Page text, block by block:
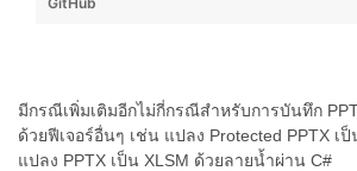
มีกรณีเพิ่มเติมอีกไม่กี่กรณีสำหรับการบันทึก
ด้วยฟีเจอร์อื่นๆ เช่น แปลง Protected PPTX เป็
แปลง PPTX เป็น XLSM ด้วยลายน้ำผ่าน C#